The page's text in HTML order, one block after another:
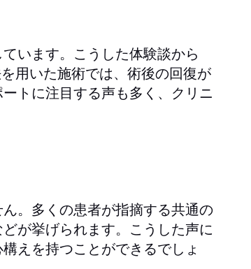
います。こうした体験談から
用いた施術では、術後の回復が
トに注目する声も多く、クリニ
。多くの患者が指摘する共通の
が挙げられます。こうした声に
えを持つことができるでしょ